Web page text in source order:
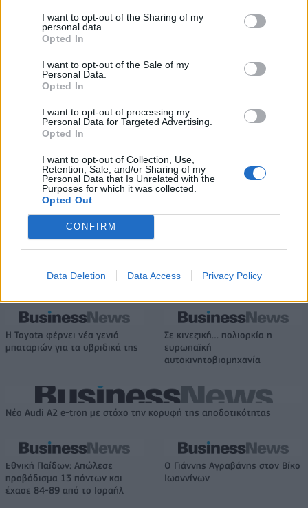
I want to opt-out of the Sharing of my
personal data.
Opted In
I want to opt-out of the Sale of my
Personal Data.
Opted In
I want to opt-out of processing my
Personal Data for Targeted Advertising.
Opted In
I want to opt-out of Collection, Use,
Retention, Sale, and/or Sharing of my
Personal Data that Is Unrelated with the
Purposes for which it was collected.
Opted Out
CONFIRM
Data Deletion Data Access Privacy Policy
Ευρωμπάσκετ (live stream)
χαρτοφυλάκιο έργων ΑΠΕ άνω
Mall έναντι 49,35 εκατ. ευρώ
Χρηματιστήριο Αθηνών:
Εβδομαδιαία άνοδος 1,76%,
κέρδη 23,31% από τις αρχές
του έτους
ΣΚΑΪ: Ολοκληρώθηκε η θητεία
του Γρηγόρη Δημητριάδη - Ο
Γιάννης Αλαφούζος επιστρέφει
Media: Με ενίσχυση 8 εκατ. ευρώ σε 451 επιχειρήσεις ξεκίνησε το
πρόγραμμα στήριξης- Κάλυψη εισφορών ΕΔΟΕΑΠ
Η Toyota φέρνει νέα γενιά
μπαταριών για τα υβριδικά της
Σε κινεζική… πολιορκία η
ευρωπαϊκή
αυτοκινητοβιομηχανία
Νέο Audi A2 e-tron με στόχο την κορυφή της αποδοτικότητας
Εθνική Παίδων: Απώλεσε
προβάδισμα 13 πόντων και
έχασε 84-89 από το Ισραήλ
Ο Γιάννης Αγραβάνης στον Βίκο
Ιωαννίνων